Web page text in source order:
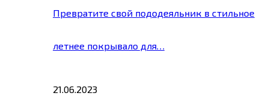
Превратите свой пододеяльник в стильное
летнее покрывало для…
21.06.2023